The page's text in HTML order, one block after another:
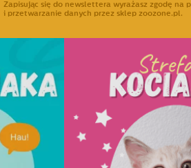
Zapisując się do newslettera wyrażasz zgodę na
i przetwarzanie danych przez sklep zoozone.pl.